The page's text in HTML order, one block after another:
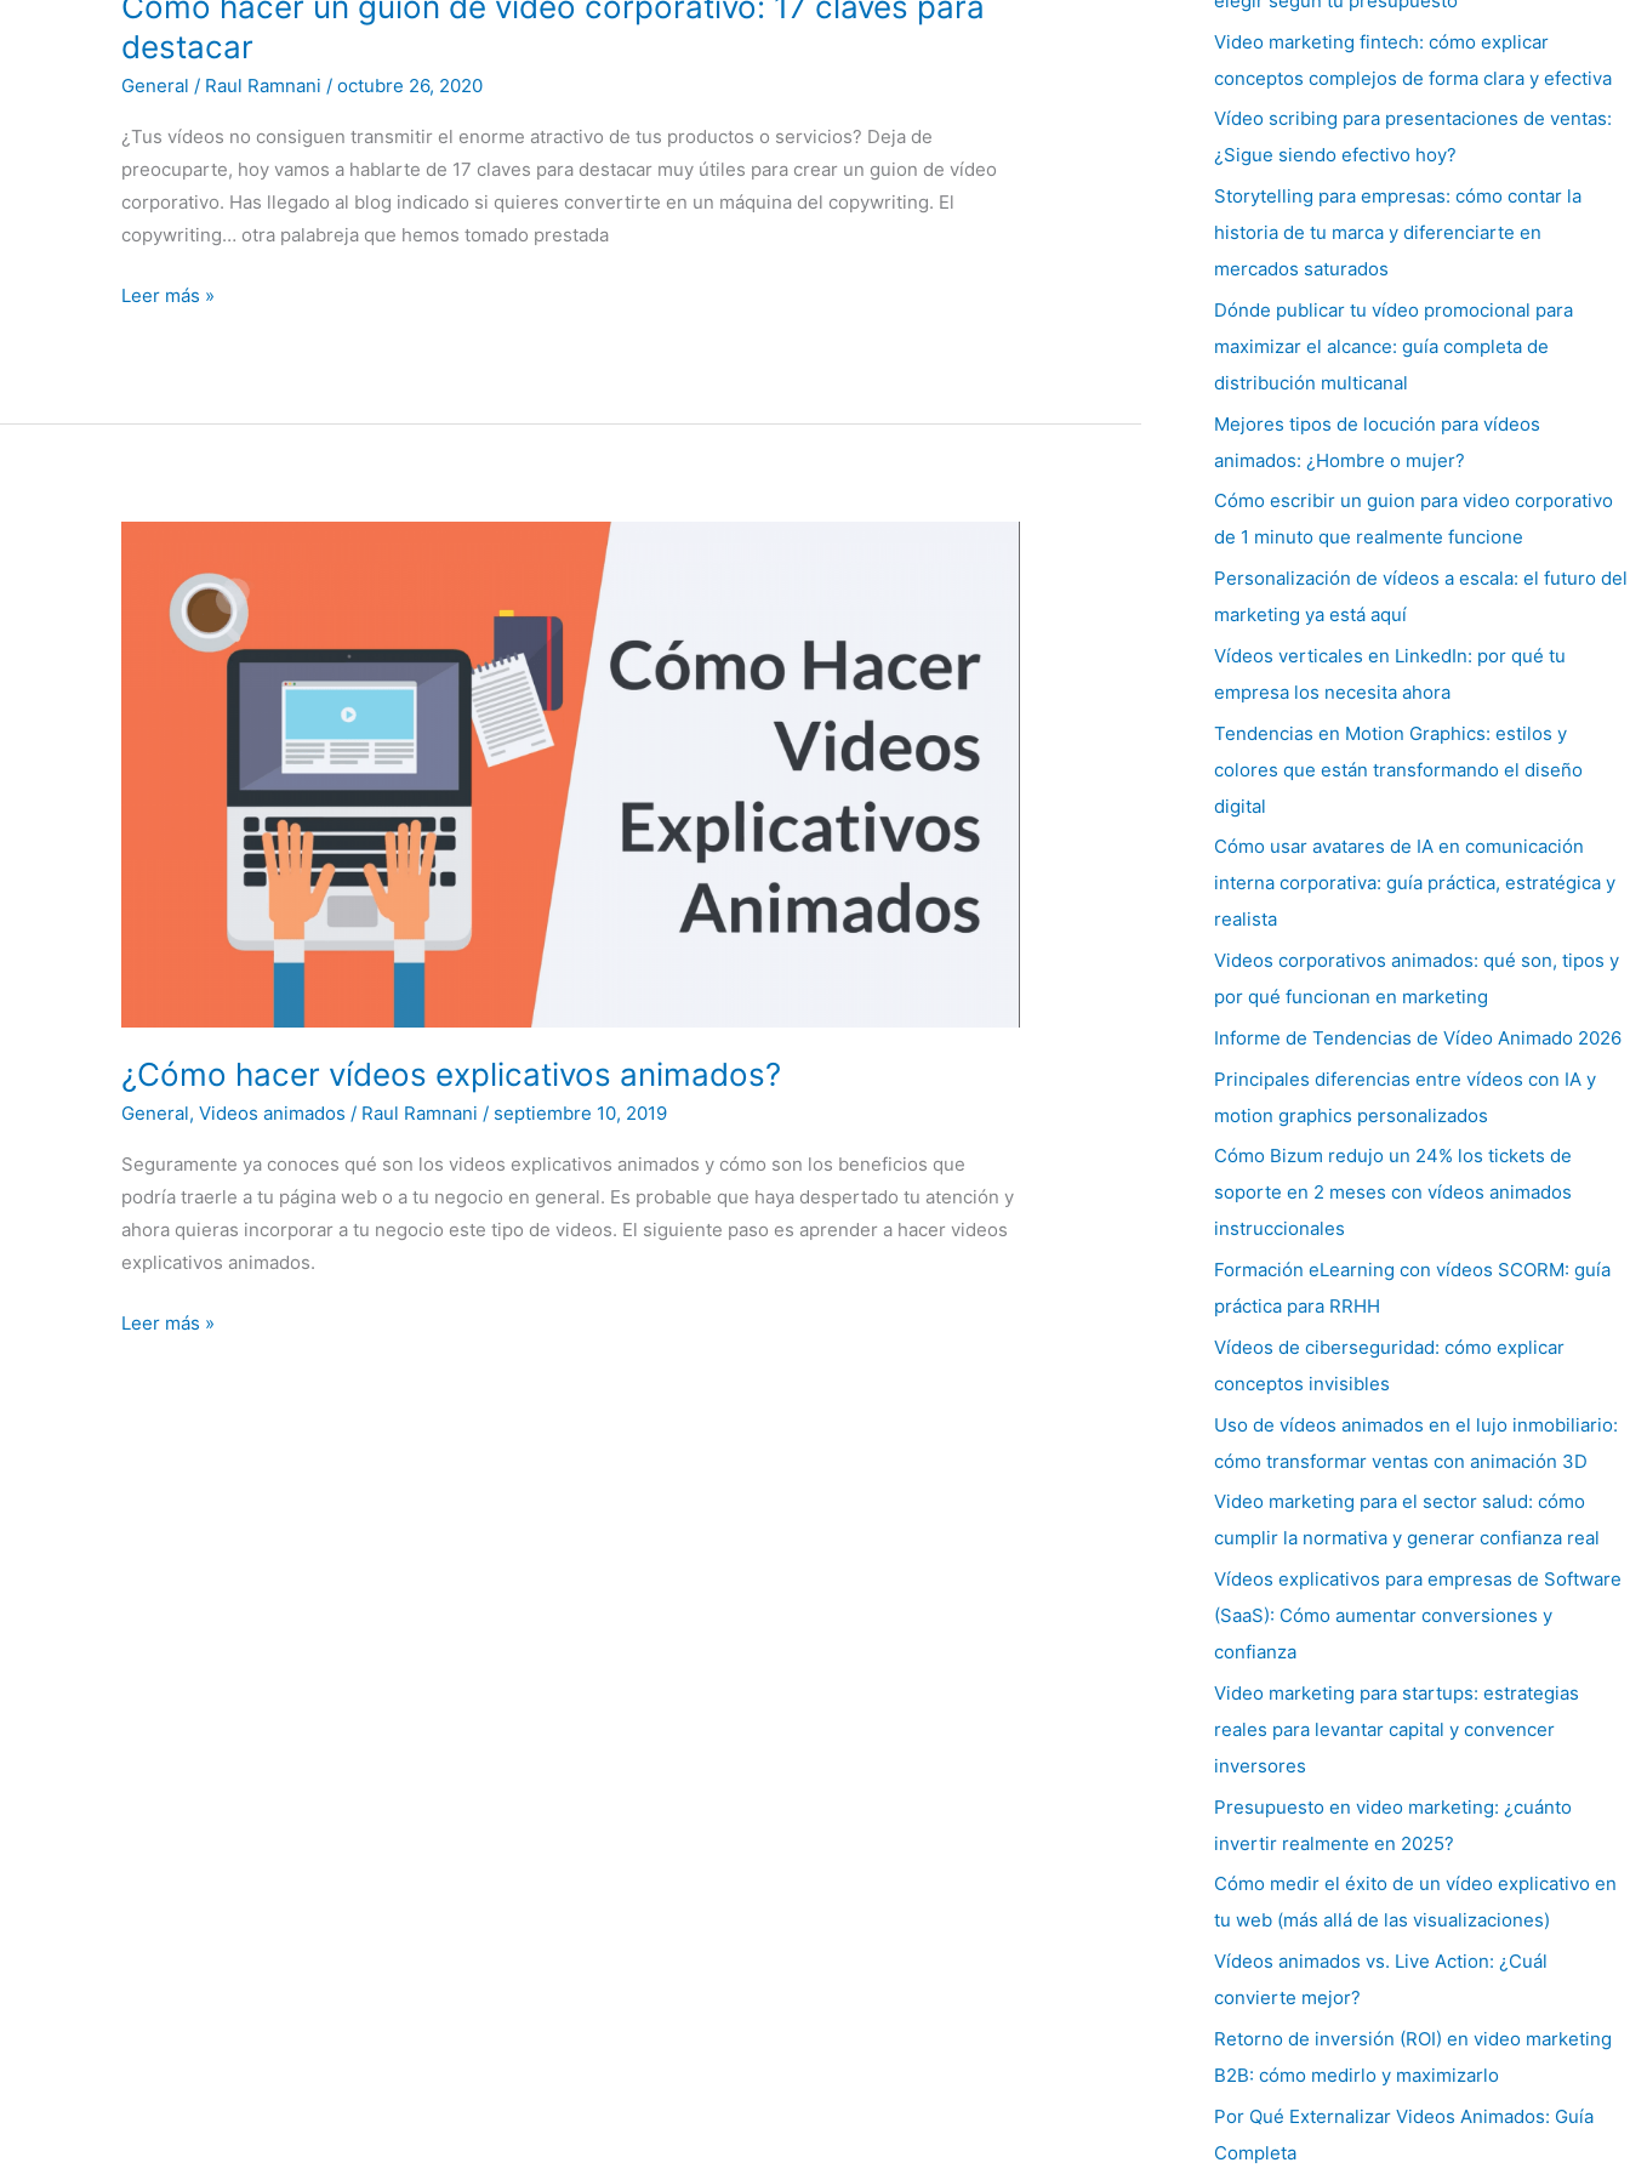
destacar
General / Raul Ramnani/octubre 26, 2020
¿Tus vídeos no consiguen transmitir el enorme atractivo de tus productos o servicios? Deja de
preocuparte, hoy vamos a hablarte de 17 claves para destacar muy útiles para crear un guion de vídeo
corporativo. Has llegado al blog indicado si quieres convertirte en un máquina del copywriting. El
copywriting… otra palabreja que hemos tomado prestada
Leer más »
¿Cómo hacer vídeos explicativos animados?
General,Videos animados / Raul Ramnani/ septiembre 10, 2019
Seguramente ya conoces qué son los videos explicativos animados y cómo son los beneficios que
podría traerle a tu página web o a tu negocio en general. Es probable que haya despertado tu atención y
ahora quieras incorporar a tu negocio este tipo de videos. El siguiente paso es aprender a hacer videos
explicativos animados.
vídeos
explicativos
Leer más »
Video marketing fintech: cómo explicar
conceptos complejos de forma clara y efectiva
Vídeo scribing para presentaciones de ventas:
¿Sigue siendo efectivo hoy?
Storytelling para empresas: cómo contar la
historia de tu marca y diferenciarte en
mercados saturados
Dónde publicar tu vídeo promocional para
maximizar el alcance: guía completa de
distribución multicanal
Mejores tipos de locución para vídeos
animados: ¿Hombre o mujer?
Cómo escribir un guion para video corporativo
de 1 minuto que realmente funcione
Personalización de vídeos a escala: el futuro del
marketing ya está aquí
Vídeos verticales en LinkedIn: por qué tu
empresa los necesita ahora
Tendencias en Motion Graphics: estilos y
colores que están transformando el diseño
digital
Cómo usar avatares de IA en comunicación
interna corporativa: guía práctica, estratégica y
realista
Videos corporativos animados: qué son, tipos y
por qué funcionan en marketing
Informe de Tendencias de Vídeo Animado 2026
Principales diferencias entre vídeos con IA y
motion graphics personalizados
Cómo Bizum redujo un 24% los tickets de
soporte en 2 meses con vídeos animados
instruccionales
Formación eLearning con vídeos SCORM: guía
práctica para RRHH
Vídeos de ciberseguridad: cómo explicar
conceptos invisibles
Uso de vídeos animados en el lujo inmobiliario:
cómo transformar ventas con animación 3D
Video marketing para el sector salud: cómo
cumplir la normativa y generar confianza real
Vídeos explicativos para empresas de Software
(SaaS): Cómo aumentar conversiones y
confianza
Video marketing para startups: estrategias
reales para levantar capital y convencer
inversores
Presupuesto en video marketing: ¿cuánto
invertir realmente en 2025?
Cómo medir el éxito de un vídeo explicativo en
tu web (más allá de las visualizaciones)
Vídeos animados vs. Live Action: ¿Cuál
convierte mejor?
Retorno de inversión (ROI) en video marketing
B2B: cómo medirlo y maximizarlo
Por Qué Externalizar Videos Animados: Guía
Completa